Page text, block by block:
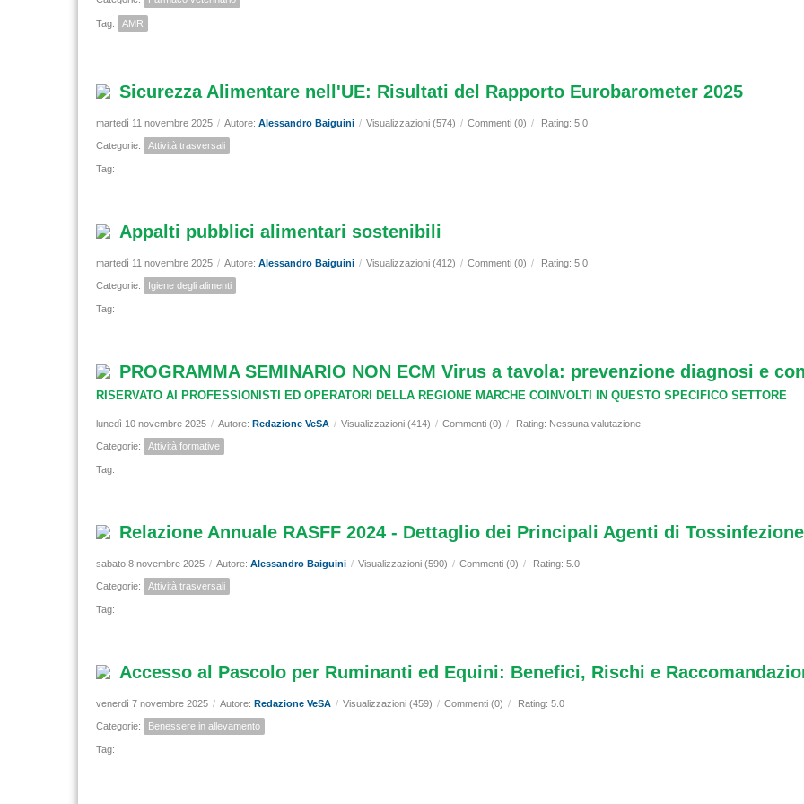
Tag: AMR
Sicurezza Alimentare nell'UE: Risultati del Rapporto Eurobarometer 2025
martedì 11 novembre 2025 / Autore: Alessandro Baiguini / Visualizzazioni (574) / Commenti (0) / Rating: 5.0
Categorie: Attività trasversali
Tag:
Appalti pubblici alimentari sostenibili
martedì 11 novembre 2025 / Autore: Alessandro Baiguini / Visualizzazioni (412) / Commenti (0) / Rating: 5.0
Categorie: Igiene degli alimenti
Tag:
PROGRAMMA SEMINARIO NON ECM Virus a tavola: prevenzione diagnosi e
RISERVATO AI PROFESSIONISTI ED OPERATORI DELLA REGIONE MARCHE COINVOLTI IN QUESTO SPECIFICO SETTORE
lunedì 10 novembre 2025 / Autore: Redazione VeSA / Visualizzazioni (414) / Commenti (0) / Rating: Nessuna valutazione
Categorie: Attività formative
Tag:
Relazione Annuale RASFF 2024 - Dettaglio dei Principali Agenti di
sabato 8 novembre 2025 / Autore: Alessandro Baiguini / Visualizzazioni (590) / Commenti (0) / Rating: 5.0
Categorie: Attività trasversali
Tag:
Accesso al Pascolo per Ruminanti ed Equini: Benefici, Rischi e
venerdì 7 novembre 2025 / Autore: Redazione VeSA / Visualizzazioni (459) / Commenti (0) / Rating: 5.0
Categorie: Benessere in allevamento
Tag: